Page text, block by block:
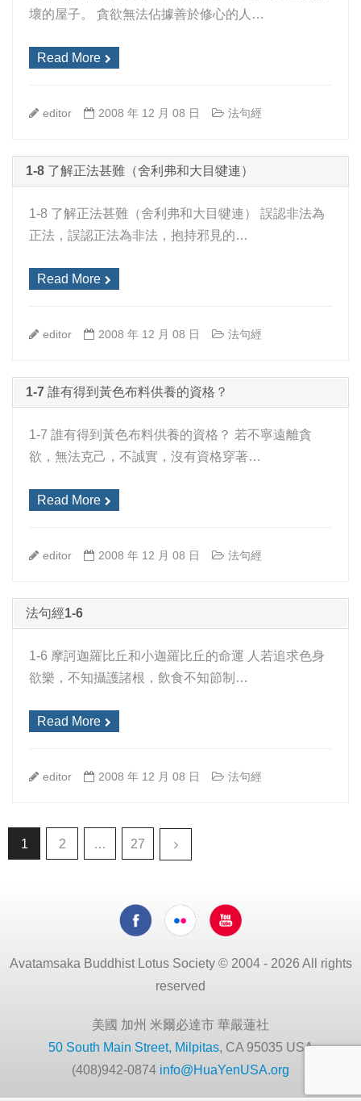
壞的屋子。 貪欲無法佔據善於修心的人…
Read More
editor 2008 年 12 月 08 日 法句經
1-8 了解正法甚難（舍利弗和大目犍連）
1-8 了解正法甚難（舍利弗和大目犍連） 誤認非法為
正法，誤認正法為非法，抱持邪見的…
Read More
editor 2008 年 12 月 08 日 法句經
1-7 誰有得到黃色布料供養的資格？
1-7 誰有得到黃色布料供養的資格？ 若不寧遠離貪
欲，無法克己，不誠實，沒有資格穿著…
Read More
editor 2008 年 12 月 08 日 法句經
法句經1-6
1-6 摩訶迦羅比丘和小迦羅比丘的命運 人若追求色身
欲樂，不知攝護諸根，飲食不知節制…
Read More
editor 2008 年 12 月 08 日 法句經
1 2 … 27
Avatamsaka Buddhist Lotus Society © 2004 - 2026 All rights
reserved
美國 加州 米爾必達市 華嚴蓮社
50 South Main Street, Milpitas, CA 95035 USA
(408)942-0874 info@HuaYenUSA.org